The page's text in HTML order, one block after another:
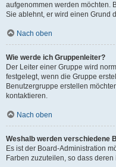
aufgenommen werden möchten.
Sie ablehnt, er wird einen Grund
Nach oben
Wie werde ich Gruppenleiter?
Der Leiter einer Gruppe wird
festgelegt, wenn die Gruppe
Benutzergruppe erstellen
kontaktieren.
Nach oben
Weshalb werden verschiedene
Es ist der Board-Administration
Farben zuzuteilen, so dass